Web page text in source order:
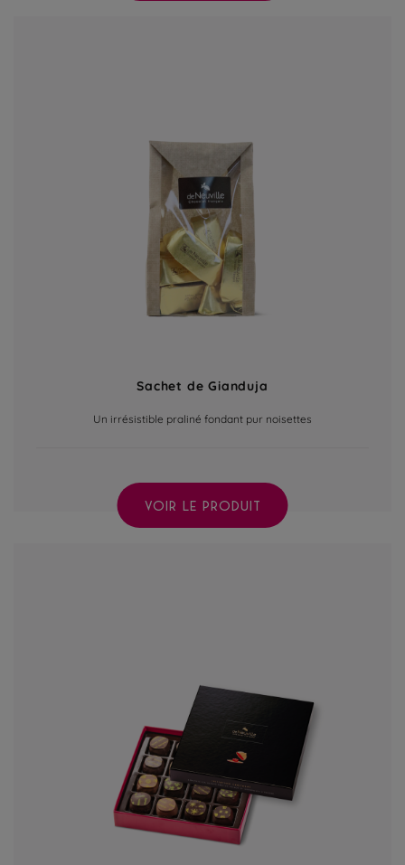
Sachet de Gianduja
Un irrésistible praliné fondant pur noisettes
VOIR LE PRODUIT